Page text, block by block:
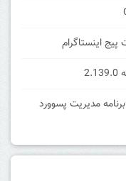
دانلود 1Password Manager Full v7.7 برنامه مدیریت پسوورد